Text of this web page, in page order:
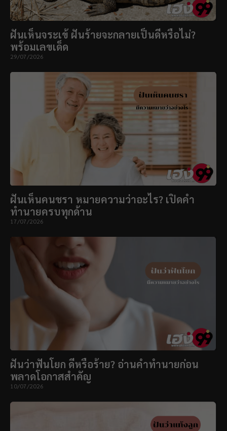
ฝันเห็นจระเข้ ฝันร้ายจะกลายเป็นดีหรือไม่?
พร้อมเลขเด็ด
29/07/2026
ฝันเห็นคนชรา หมายความว่าอะไร? เปิดคำ
ทำนายครบทุกด้าน
17/07/2026
ฝันว่าฟันโยก ดีหรือร้าย? อ่านคำทำนายก่อน
พลาดโอกาสสำคัญ
10/07/2026